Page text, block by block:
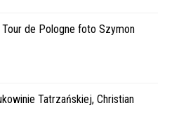
de Pologne foto Szymon
Tatrzańskiej, Christian